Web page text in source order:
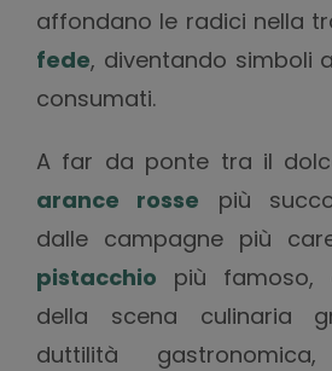
affondano le radici nella
fede, diventando simboli
consumati.
A far da ponte tra il
arance rosse più
dalle campagne più
pistacchio più famoso,
della scena culinaria
duttilità